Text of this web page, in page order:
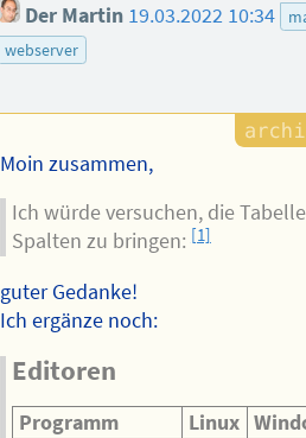
Der Martin 19.03.2022 10:34
webserver
Moin zusammen,
Ich würde versuchen, die
Spalten zu bringen: [1]
guter Gedanke!
Ich ergänze noch:
Editoren
Programm Linux